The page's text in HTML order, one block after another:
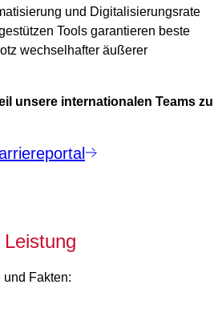
und Digitalisierungsrate
Tools garantieren beste
wechselhafter äußerer
unsere internationalen Teams zu
Fakten: